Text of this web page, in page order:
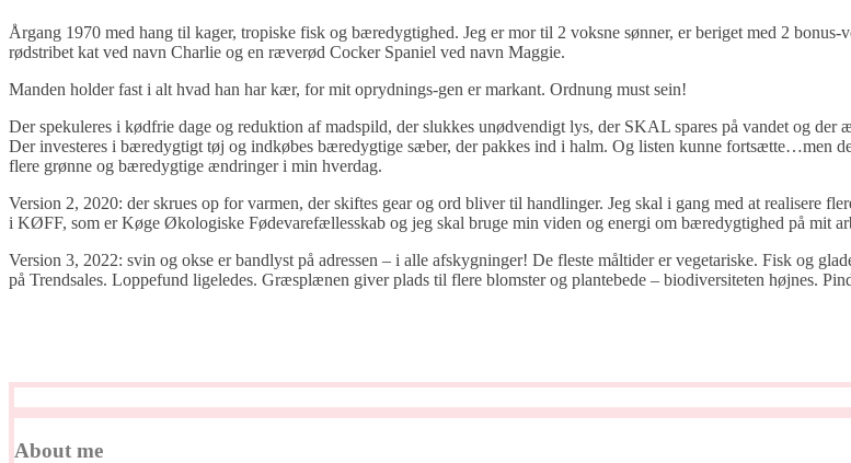
Årgang 1970 med hang til kager, tropiske fisk og bæredygtighed. Jeg er mor til 2 voksne sønner, er beriget med 2
rødstribet kat ved navn Charlie og en ræverød Cocker Spaniel ved navn Maggie.
Manden holder fast i alt hvad han har kær, for mit oprydnings-gen er markant. Ordnung must sein!
Der spekuleres i kødfrie dage og reduktion af madspild, der slukkes unødvendigt lys, der SKAL spares på vandet og
Der investeres i bæredygtigt tøj og indkøbes bæredygtige sæber, der pakkes ind i halm. Og listen kunne fortsætte…men
flere grønne og bæredygtige ændringer i min hverdag.
Version 2, 2020: der skrues op for varmen, der skiftes gear og ord bliver til handlinger. Jeg skal i gang med at realisere
i KØFF, som er Køge Økologiske Fødevarefællesskab og jeg skal bruge min viden og energi om bæredygtighed på mit
Version 3, 2022: svin og okse er bandlyst på adressen – i alle afskygninger! De fleste måltider er vegetariske. Fisk og
på Trendsales. Loppefund ligeledes. Græsplænen giver plads til flere blomster og plantebede – biodiversiteten højnes.
About me